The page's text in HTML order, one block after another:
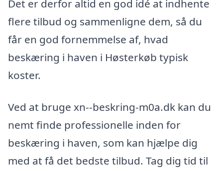
Det er derfor altid en god idé at indhente
flere tilbud og sammenligne dem, så du
får en god fornemmelse af, hvad
beskæring i haven i Høsterkøb typisk
koster.
Ved at bruge xn--beskring-m0a.dk kan du
nemt finde professionelle inden for
beskæring i haven, som kan hjælpe dig
med at få det bedste tilbud. Tag dig tid til